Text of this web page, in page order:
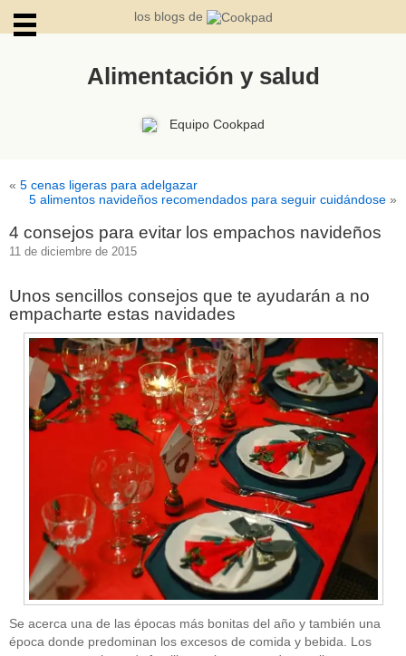
los blogs de
Alimentación y salud
Equipo Cookpad
« 5 cenas ligeras para adelgazar
5 alimentos navideños recomendados para seguir cuidándose »
4 consejos para evitar los empachos navideños
11 de diciembre de 2015
Unos sencillos consejos que te ayudarán a no
empacharte estas navidades
Se acerca una de las épocas más bonitas del año y también una
época donde predominan los excesos de comida y bebida. Los